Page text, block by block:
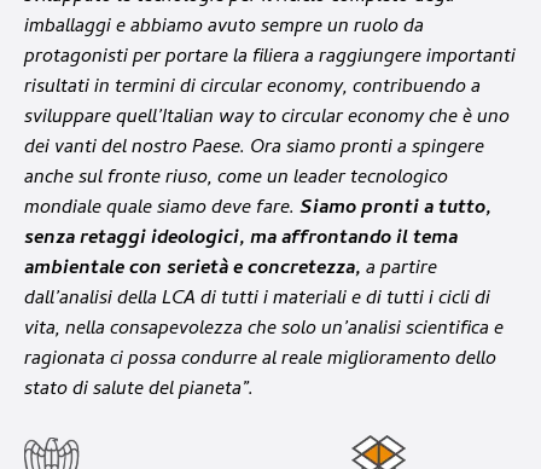
imballaggi e abbiamo avuto sempre un ruolo da
protagonisti per portare la filiera a raggiungere importanti
risultati in termini di circular economy, contribuendo a
sviluppare quell’Italian way to circular economy che è uno
dei vanti del nostro Paese. Ora siamo pronti a spingere
anche sul fronte riuso, come un leader tecnologico
mondiale quale siamo deve fare. Siamo pronti a tutto,
senza retaggi ideologici, ma affrontando il tema
ambientale con serietà e concretezza,a partire
dall’analisi della LCA di tutti i materiali e di tutti i cicli di
vita, nella consapevolezza che solo un’analisi scientifica e
ragionata ci possa condurre al reale miglioramento dello
stato di salute del pianeta”.